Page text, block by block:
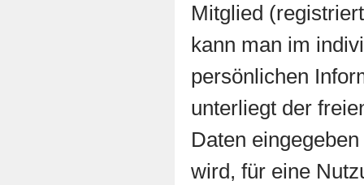
Mitglied
kann man im
persönlichen
unterliegt der
Daten
wird, für eine